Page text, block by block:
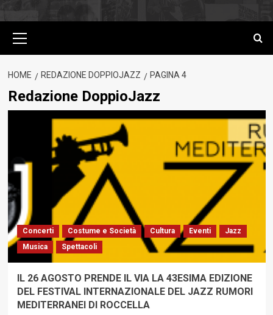
principale
HOME REDAZIONE DOPPIOJAZZ PAGINA 4
Redazione DoppioJazz
Concerti Costume e Società Cultura Eventi
Jazz
Musica
Spettacoli
IL 26 AGOSTO PRENDE IL VIA LA 43ESIMA EDIZIONE
DEL FESTIVAL INTERNAZIONALE DEL JAZZ RUMORI
MEDITERRANEI DI ROCCELLA